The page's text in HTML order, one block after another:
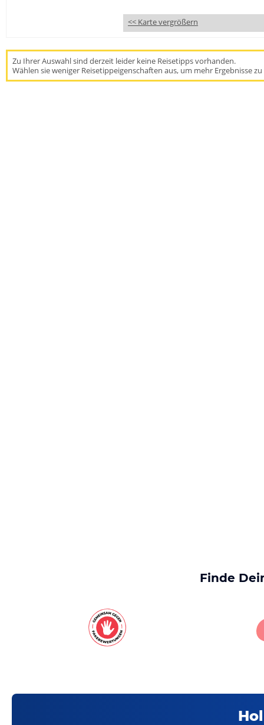
<< Karte vergrößern
Zu Ihrer Auswahl sind derzeit leider keine Reisetipps vorhanden.
Wählen sie weniger Reisetippeigenschaften aus, um mehr Ergebnisse
Finde